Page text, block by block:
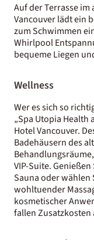
Auf der Terrasse im
Vancouver lädt ein
zum Schwimmen
Whirlpool
bequeme Liegen
Wellness
Wer es sich so
„Spa Utopia Health
Hotel Vancouver.
Badehäusern des
VIP-Suite.
Sauna oder wählen
wohltuender
kosmetischer
fallen Zusatzkosten